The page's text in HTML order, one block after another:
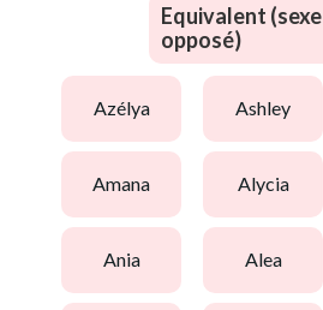
Equivalent (sexe
opposé)
azélya ashley
amana alycia
ania alea